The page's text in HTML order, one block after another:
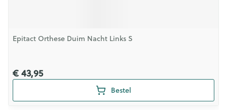
Epitact Orthese Duim Nacht Links S
€ 43,95
Bestel